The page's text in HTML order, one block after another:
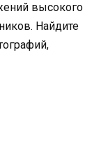
высокого
Найдите